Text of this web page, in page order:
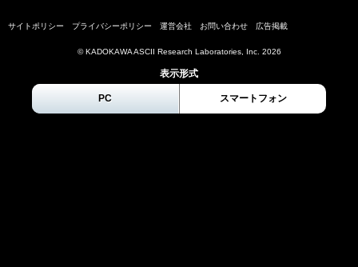
サイトポリシー プライバシーポリシー 運営会社 お問い合わせ 広告掲載
© KADOKAWA ASCII Research Laboratories, Inc. 2026
表示形式
PC スマートフォン